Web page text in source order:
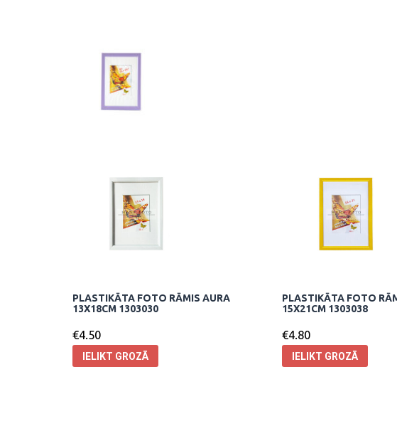
PLASTIKĀTA FOTO RĀMIS AURA
13X18CM 1303030
€4.50
IELIKT GROZĀ
PLASTIKĀTA FOTO
15X21CM 1303038
€4.80
IELIKT GROZĀ